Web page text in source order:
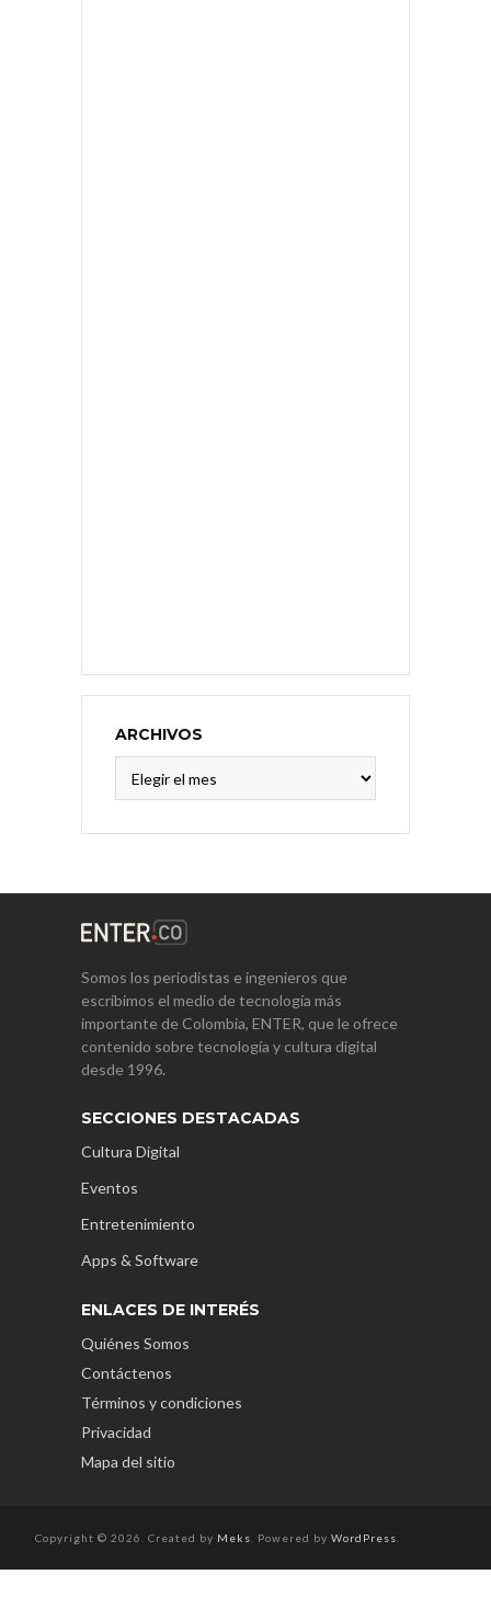
ARCHIVOS
Somos los periodistas e ingenieros que
escribimos el medio de tecnología más
importante de Colombia, ENTER, que le ofrece
contenido sobre tecnología y cultura digital
desde 1996.
SECCIONES DESTACADAS
Cultura Digital
Eventos
Entretenimiento
Apps & Software
ENLACES DE INTERÉS
Quiénes Somos
Contáctenos
Términos y condiciones
Privacidad
Mapa del sitio
Copyright © 2026. Created by Meks . Powered by WordPress